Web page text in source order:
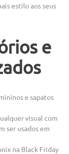
estilo aos seus
e
e sapatos
visual com
ser usados em
na Black Friday